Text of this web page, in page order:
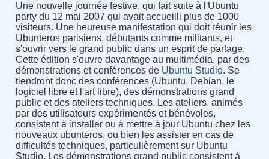
Une nouvelle journée festive, qui fait suite à l'Ubuntu
party du 12 mai 2007 qui avait accueilli plus de 1000
visiteurs. Une heureuse manifestation qui doit réunir les
Ubunteros parisiens, débutants comme militants, et
s'ouvrir vers le grand public dans un esprit de partage.
Cette édition s'ouvre davantage au multimédia, par des
démonstrations et conférences de Ubuntu Studio. Se
tiendront donc des conférences (Ubuntu, Debian, le
logiciel libre et l'art libre), des démonstrations grand
public et des ateliers techniques. Les ateliers, animés
par des utilisateurs expérimentés et bénévoles,
consistent à installer ou à mettre à jour Ubuntu chez les
nouveaux ubunteros, ou bien les assister en cas de
difficultés techniques, particulièrement sur Ubuntu
Studio. Les démonstrations grand public consistent à